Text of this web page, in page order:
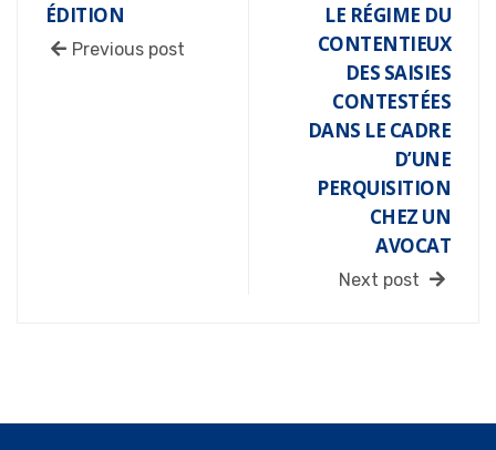
ÉDITION
Previous post
LE RÉGIME DU
CONTENTIEUX
DES SAISIES
CONTESTÉES
DANS LE CADRE
D’UNE
PERQUISITION
CHEZ UN
AVOCAT
Next post